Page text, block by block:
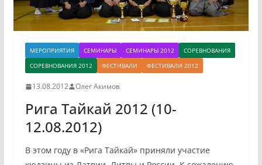
МЕРОПРИЯТИЯ СЕМИНАРЫ СЕМИНАРЫ 2012
СОРЕВНОВАНИЯ
СОРЕВНОВАНИЯ 2012
ФЕСТИВАЛИ ФЕСТИВАЛИ 2012
13.08.2012 Олег Акимов
Рига Тайкай 2012 (10-
12.08.2012)
В этом году в «Рига Тайкай» приняли участие